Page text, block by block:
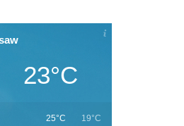
23°C
25°C 19°C